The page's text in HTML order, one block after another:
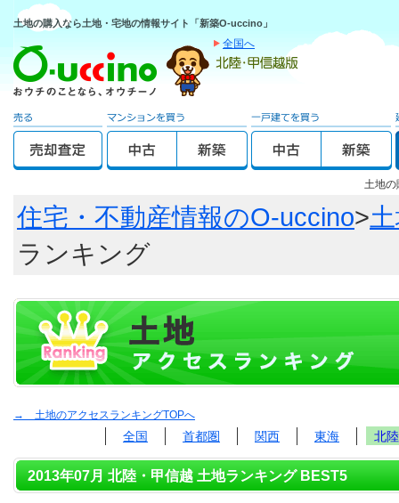
土地の購入なら土地・宅地の情報サイト「新築O-uccino」
全国へ
土地
住宅・不動産情報のO-uccino>
ランキング
→ 土地のアクセスランキングTOPへ
全国 首都圏 関西 東海 北
2013年07月 北陸・甲信越 土地ランキング BEST5